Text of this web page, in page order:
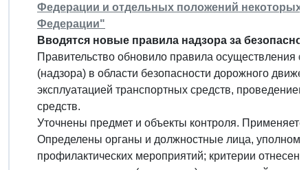
Федерации и отдельных положений некоторых
Федерации"
Вводятся новые правила надзора за
Правительство обновило правила осуществления
(надзора) в области безопасности дорожного
эксплуатацией транспортных средств,
средств.
Уточнены предмет и объекты контроля.
Определены органы и должностные лица,
профилактических мероприятий; критерии